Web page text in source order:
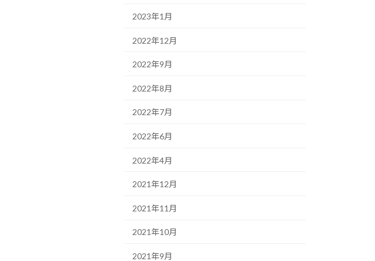
2023年1月
2022年12月
2022年9月
2022年8月
2022年7月
2022年6月
2022年4月
2021年12月
2021年11月
2021年10月
2021年9月